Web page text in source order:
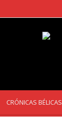
CRÓNICAS BÉLICAS